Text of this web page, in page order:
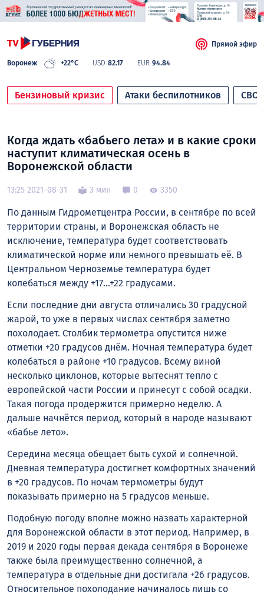
Воронеж +22°C USD 82.17 EUR 94.84
Прямой эфир
Бензиновый кризис Атаки беспилотников СВО
Когда ждать «бабьего лета» и в какие сроки
наступит климатическая осень в
Воронежской области
13:25 2021-08-31 3 мин 0 3350
По данным Гидрометцентра России, в сентябре по всей
территории страны, и Воронежская область не
исключение, температура будет соответствовать
климатической норме или немного превышать её. В
Центральном Черноземье температура будет
колебаться между +17…+22 градусами.
Если последние дни августа отличались 30 градусной
жарой, то уже в первых числах сентября заметно
похолодает. Столбик термометра опустится ниже
отметки +20 градусов днём. Ночная температура будет
колебаться в районе +10 градусов. Всему виной
несколько циклонов, которые вытеснят тепло с
европейской части России и принесут с собой осадки.
Такая погода продержится примерно неделю. А
дальше начнётся период, который в народе называют
«бабье лето».
Середина месяца обещает быть сухой и солнечной.
Дневная температура достигнет комфортных значений
в +20 градусов. По ночам термометры будут
показывать примерно на 5 градусов меньше.
Подобную погоду вполне можно назвать характерной
для Воронежской области в этот период. Например, в
2019 и 2020 годы первая декада сентября в Воронеже
также была преимущественно солнечной, а
температура в отдельные дни достигала +26 градусов.
Относительное похолодание начиналось лишь со